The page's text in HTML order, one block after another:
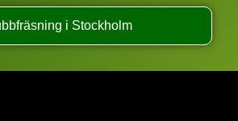
i Stockholm